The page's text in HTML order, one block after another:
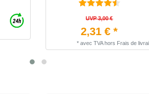
UVP 3,00 €
2,31 € *
* avec TVAhors Frais de